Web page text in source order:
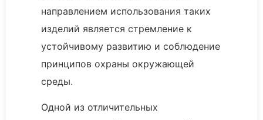
направлением использования таких
изделий является стремление к
устойчивому развитию и соблюдение
принципов охраны окружающей
среды.
Одной из отличительных